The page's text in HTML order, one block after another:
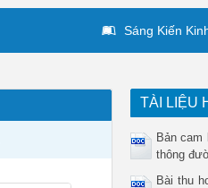
Sáng Kiến
TÀI LIỆU
Bản cam
thông
Bài thu